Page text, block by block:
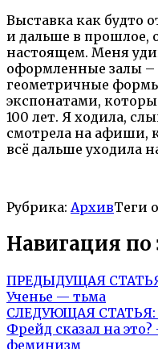
Выставка как будто
и дальше в прошлое,
настоящем. Меня
оформленные залы –
геометричные
экспонатами,
100 лет. Я ходила,
смотрела на афиши,
всё дальше уходила
Рубрика: АрхивТеги
Навигация по
ПРЕДЫДУЩАЯ
Ученье — тьма
СЛЕДУЮЩАЯ СТАТЬЯ:
Фрейд сказал на
феминизм